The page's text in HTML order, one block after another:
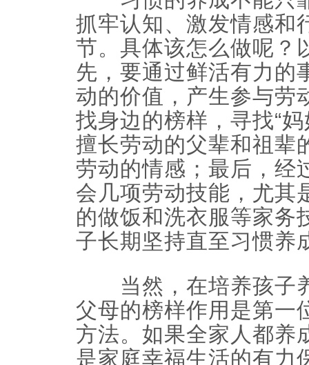
抓牢认知、激发情感和
节。具体该怎么做呢？
先，要通过鲜活有力的
动的价值，产生参与劳
找身边的榜样，寻找“
擅长劳动的父辈和祖辈
劳动的情感；最后，经
会几项劳动技能，尤其
的做饭和洗衣服等家务
子长期坚持直至习惯养
当然，在培养孩子
父母的榜样作用是第一
方法。如果全家人都养
是家庭幸福生活的有力